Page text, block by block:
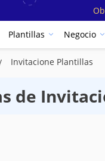
Plantillas Negocio
Invitacione Plantillas
de